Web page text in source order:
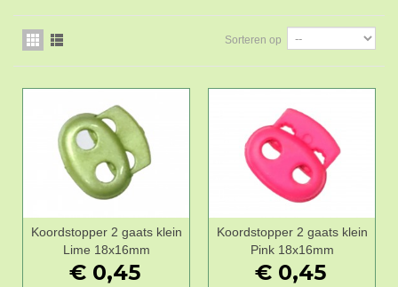
Sorteren op
Koordstopper 2 gaats klein
Lime 18x16mm
€ 0,45
Koordstopper 2 gaats klein
Pink 18x16mm
€ 0,45